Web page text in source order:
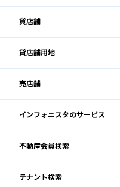
貸店舗
貸店舗用地
売店舗
インフォニスタのサービス
不動産会員検索
テナント検索